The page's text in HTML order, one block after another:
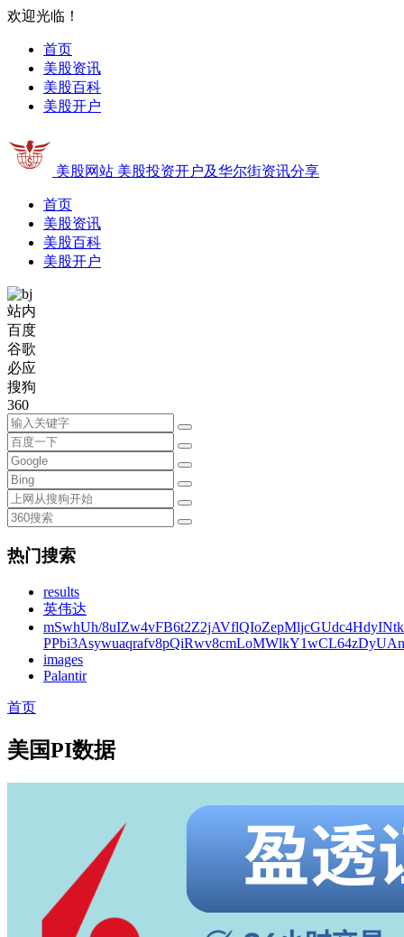
欢迎光临！
首页
美股资讯
美股百科
美股开户
美股网站 美股投资开户及华尔街资讯分享
首页
美股资讯
美股百科
美股开户
站内
百度
谷歌
必应
搜狗
360
热门搜索
results
英伟达
mSwhUh/
images
Palantir
首页
美国PI数据